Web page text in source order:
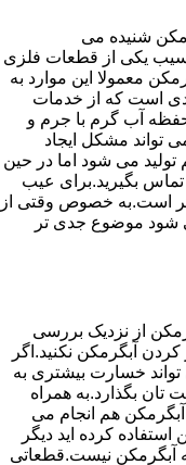
شنیده می
یکی از قطعات فلزی
معمولا این موارد به
است که از خدمات
آب گرم با جرم و
مشکل ایجاد
می شود اما در حین
بگیرید.برای عیب
تر است.به خصوص وقتی از
شود موضوع جدی تر
از نزدیک بررسی
آبگرمکن نکنید.اگر
تواند خسارت بیشتری به
تان بگذارد.به همراه
هم انجام می
کرده اید دیگر
آبگرمکن نیست.قطعاتی